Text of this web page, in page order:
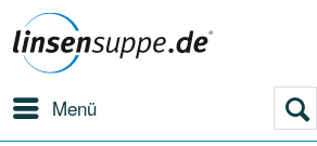
Menü